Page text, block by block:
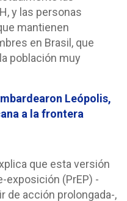
y las personas
mantienen
en Brasil, que
población muy
Leópolis,
a la frontera
que esta versión
exposición (PrEP) -
de acción prolongada-,